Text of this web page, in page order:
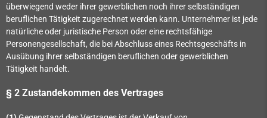
überwiegend weder ihrer gewerblichen noch ihrer selbständigen
beruflichen Tätigkeit zugerechnet werden kann. Unternehmer ist jede
natürliche oder juristische Person oder eine rechtsfähige
Personengesellschaft, die bei Abschluss eines Rechtsgeschäfts in
Ausübung ihrer selbständigen beruflichen oder gewerblichen
Tätigkeit handelt.
§ 2 Zustandekommen des Vertrages